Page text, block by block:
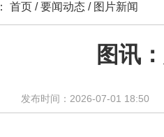
首页 /要闻动态 / 图片新闻
图讯
发布时间：2026-07-01 18:50